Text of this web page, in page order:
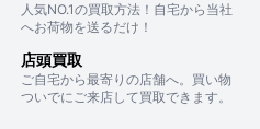
人気NO.1の買取方法！自宅から当社
へお荷物を送るだけ！
店頭買取
ご自宅から最寄りの店舗へ。買い物
ついでにご来店して買取できます。